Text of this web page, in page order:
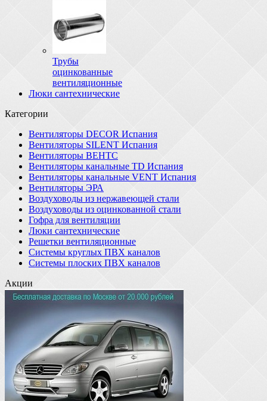
Трубы
оцинкованные
вентиляционные
Люки сантехнические
Категории
Вентиляторы DECOR Испания
Вентиляторы SILENT Испания
Вентиляторы ВЕНТС
Вентиляторы канальные TD Испания
Вентиляторы канальные VENT Испания
Вентиляторы ЭРА
Воздуховоды из нержавеющей стали
Воздуховоды из оцинкованной стали
Гофра для вентиляции
Люки сантехнические
Решетки вентиляционные
Системы круглых ПВХ каналов
Системы плоских ПВХ каналов
Акции